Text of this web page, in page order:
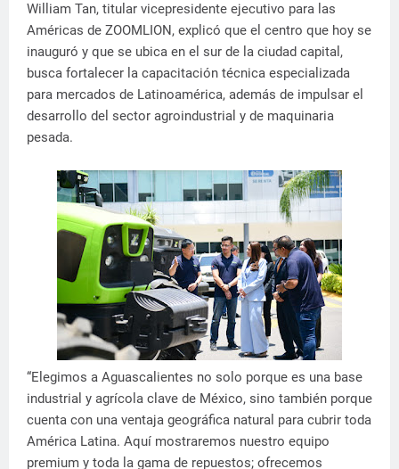
William Tan, titular vicepresidente ejecutivo para las
Américas de ZOOMLION, explicó que el centro que hoy se
inauguró y que se ubica en el sur de la ciudad capital,
busca fortalecer la capacitación técnica especializada
para mercados de Latinoamérica, además de impulsar el
desarrollo del sector agroindustrial y de maquinaria
pesada.
“Elegimos a Aguascalientes no solo porque es una base
industrial y agrícola clave de México, sino también porque
cuenta con una ventaja geográfica natural para cubrir toda
América Latina. Aquí mostraremos nuestro equipo
premium y toda la gama de repuestos; ofrecemos